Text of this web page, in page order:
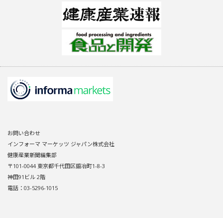
お問い合わせ
インフォーマ マーケッツ ジャパン株式会社
健康産業新聞編集部
〒101-0044 東京都千代田区鍛冶町1-8-3
神田91ビル 2階
電話：03-5296-1015